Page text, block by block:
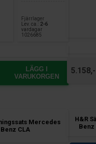
Fjärrlager
Lev. ca.: 2-6
vardagar
1026685
LÄGG I
VARUKORGEN
5.158,-
Mercedes
Benz CLA
H&R
Benz